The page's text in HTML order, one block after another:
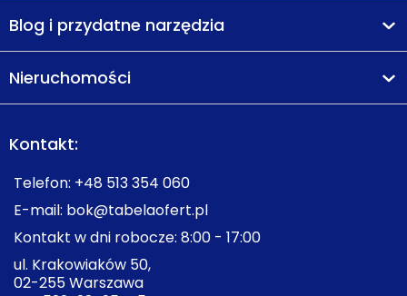
Blog i przydatne narzędzia
Nieruchomości
Kontakt:
Telefon: +48 513 354 060
E-mail: bok@tabelaofert.pl
Kontakt w dni robocze: 8:00 - 17:00
ul. Krakowiaków 50,
02-255 Warszawa